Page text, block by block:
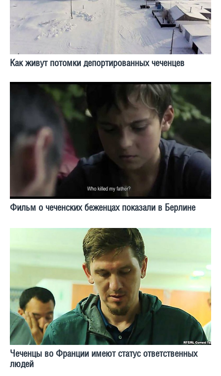
Как живут потомки депортированных чеченцев
Фильм о чеченских беженцах показали в Берлине
Чеченцы во Франции имеют статус ответственных
людей